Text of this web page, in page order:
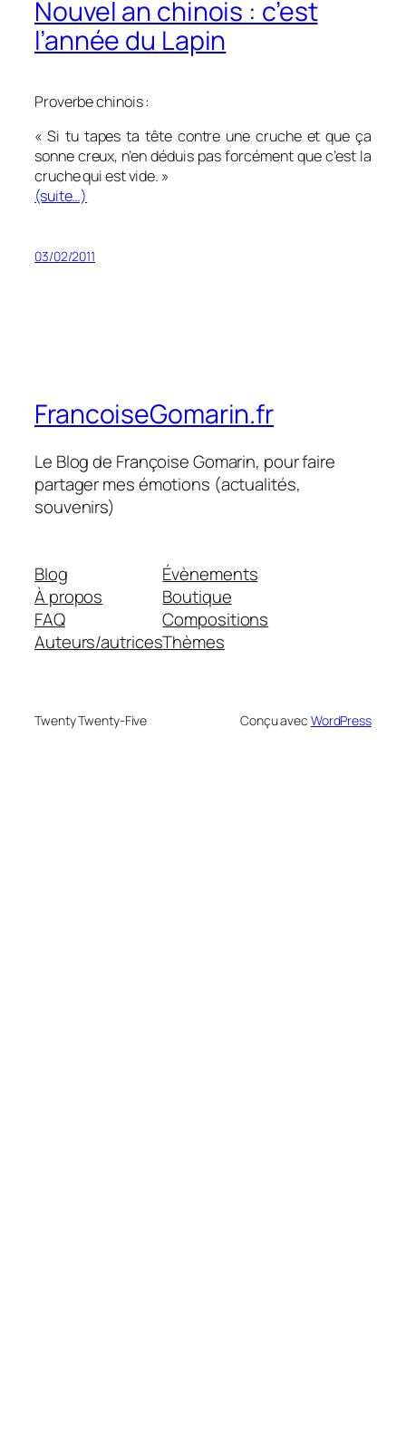
Nouvel an chinois : c’est
l’année du Lapin
Proverbe chinois :
« Si tu tapes ta tête contre une cruche et que ça
sonne creux, n’en déduis pas forcément que c’est la
cruche qui est vide. »
(suite…)
03/02/2011
FrancoiseGomarin.fr
Le Blog de Françoise Gomarin, pour faire
partager mes émotions (actualités,
souvenirs)
Blog
À propos
FAQ
Auteurs/autrices
Évènements
Boutique
Compositions
Thèmes
Twenty Twenty-Five Conçu avec WordPress